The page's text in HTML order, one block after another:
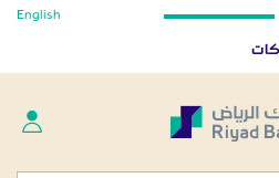
الإعلامي English